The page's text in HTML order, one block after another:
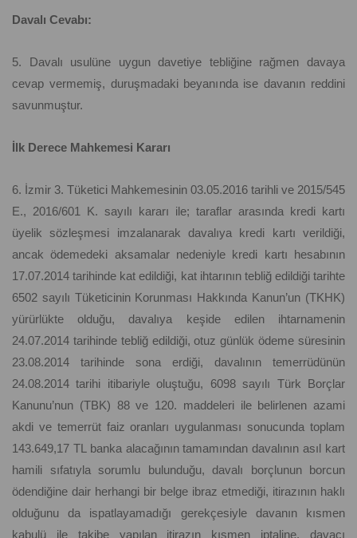
Davalı Cevabı:
5. Davalı usulüne uygun davetiye tebliğine rağmen davaya
cevap vermemiş, duruşmadaki beyanında ise davanın reddini
savunmuştur.
İlk Derece Mahkemesi Kararı
6. İzmir 3. Tüketici Mahkemesinin 03.05.2016 tarihli ve 2015/545
E., 2016/601 K. sayılı kararı ile; taraflar arasında kredi kartı
üyelik sözleşmesi imzalanarak davalıya kredi kartı verildiği,
ancak ödemedeki aksamalar nedeniyle kredi kartı hesabının
17.07.2014 tarihinde kat edildiği, kat ihtarının tebliğ edildiği tarihte
6502 sayılı Tüketicinin Korunması Hakkında Kanun’un (TKHK)
yürürlükte olduğu, davalıya keşide edilen ihtarnamenin
24.07.2014 tarihinde tebliğ edildiği, otuz günlük ödeme süresinin
23.08.2014 tarihinde sona erdiği, davalının temerrüdünün
24.08.2014 tarihi itibariyle oluştuğu, 6098 sayılı Türk Borçlar
Kanunu’nun (TBK) 88 ve 120. maddeleri ile belirlenen azami
akdi ve temerrüt faiz oranları uygulanması sonucunda toplam
143.649,17 TL banka alacağının tamamından davalının asıl kart
hamili sıfatıyla sorumlu bulunduğu, davalı borçlunun borcun
ödendiğine dair herhangi bir belge ibraz etmediği, itirazının haklı
olduğunu da ispatlayamadığı gerekçesiyle davanın kısmen
kabulü ile takibe yapılan itirazın kısmen iptaline, davacı